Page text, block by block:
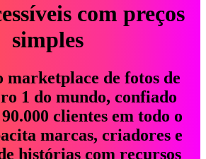
com preços
simples
marketplace de fotos de
1 do mundo, confiado
clientes em todo o
marcas, criadores e
histórias com recursos